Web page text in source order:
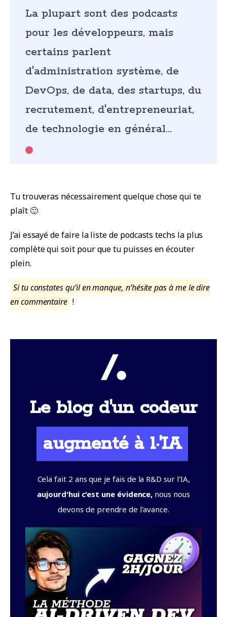
La plupart sont des podcasts
pour les développeurs, mais
certains parlent
d'administration système, de
DevOps, de data, des startups, du
recrutement, d'entrepreneuriat,
de technologie en général...
Tu trouveras nécessairement quelque chose qui te
plaît 🙂
J’ai essayé de faire la liste de podcasts techs la plus
complète qui soit pour que tu puisses en écouter
plein.
Si tu constates qu’il en manque, n’hésite pas à me le dire
en commentaire !
Le blog d'un codeur
augmenté à l·'IA
Cela fait 2 ans que je fais de la R&D sur l'IA,
aujourd'hui c'est une évidence, nous nous
devons de prendre de l'avance.